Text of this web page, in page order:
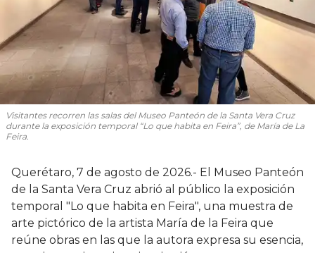
Visitantes recorren las salas del Museo Panteón de la Santa Vera Cruz
durante la exposición temporal “Lo que habita en Feira”, de María de La
Feira.
Querétaro, 7 de agosto de 2026.- El Museo Panteón
de la Santa Vera Cruz abrió al público la exposición
temporal "Lo que habita en Feira", una muestra de
arte pictórico de la artista María de la Feira que
reúne obras en las que la autora expresa su esencia,